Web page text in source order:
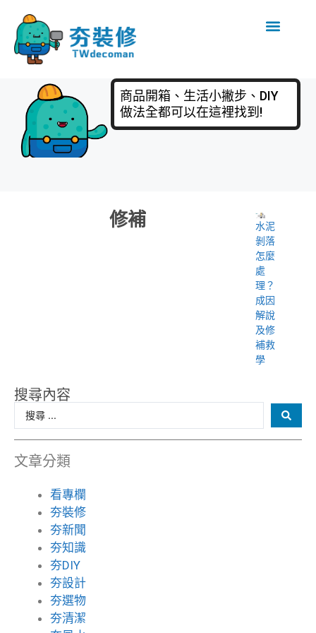
商品開箱、生活小撇步、DIY
做法全都可以在這裡找到!
修補
水泥
剝落
怎麼
處
理？
成因
解說
及修
補救
學
搜尋內容
文章分類
看專欄
夯裝修
夯新聞
夯知識
夯DIY
夯設計
夯選物
夯清潔